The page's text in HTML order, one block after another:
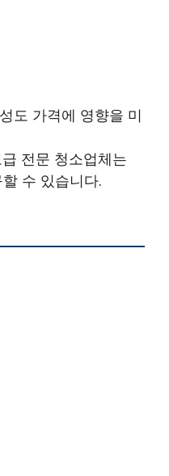
도 가격에 영향을 미
급 전문 청소업체는
수 있습니다.